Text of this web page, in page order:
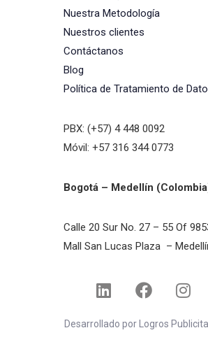
Nuestra Metodología
Nuestros clientes
Contáctanos
Blog
Política de Tratamiento de
PBX: (+57) 4 448 0092
Móvil: +57 316 344 0773
Bogotá – Medellín
Calle 20 Sur No. 27 – 55 Of
Mall San Lucas Plaza –
Desarrollado por Logros